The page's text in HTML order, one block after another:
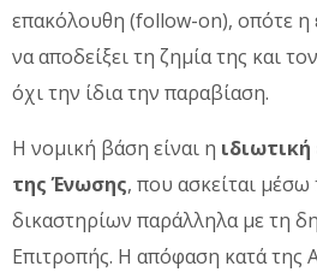
επακόλουθη (follow-on), οπότε η
να αποδείξει τη ζημία της και
όχι την ίδια την παραβίαση.
Η νομική βάση είναι η
της Ένωσης, που ασκείται
δικαστηρίων παράλληλα με τη
Επιτροπής. Η απόφαση κατά της